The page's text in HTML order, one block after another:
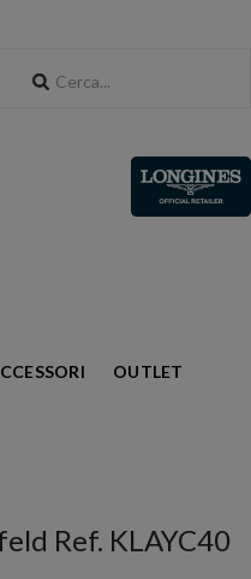
OUTLET
Ref. KLAYC40